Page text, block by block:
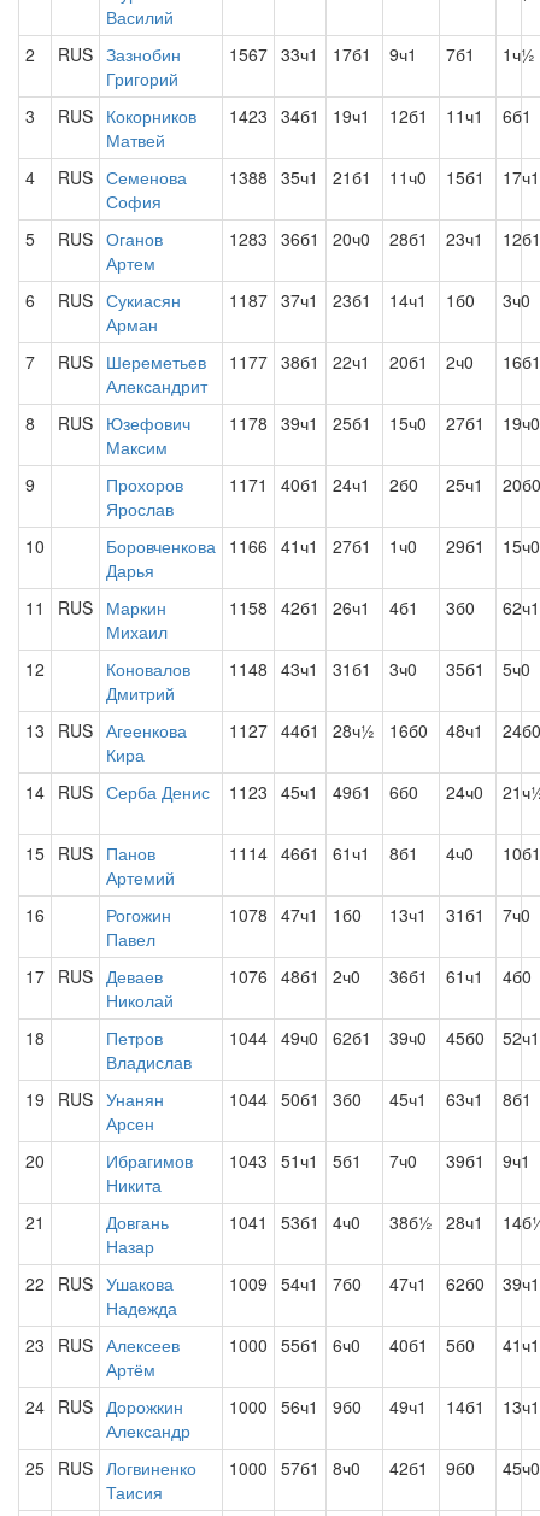
Василий
2 RUS Зазнобин
Григорий
1567 33ч1 17б1 9ч1 7б1 1ч½
3 RUS Кокорников
Матвей
1423 34б1 19ч1 12б1 11ч1 6б1
4 RUS Семенова
София
1388 35ч1 21б1 11ч0 15б1 17ч1
5 RUS Оганов
Артем
1283 36б1 20ч0 28б1 23ч1 12б1
6 RUS Сукиасян
Арман
1187 37ч1 23б1 14ч1 1б0 3ч0
7 RUS Шереметьев
Александрит
1177 38б1 22ч1 20б1 2ч0 16б1
8 RUS Юзефович
Максим
1178 39ч1 25б1 15ч0 27б1 19ч0
9
Прохоров
Ярослав
1171 40б1 24ч1 2б0 25ч1 20б0
10
Боровченкова
Дарья
1166 41ч1 27б1 1ч0 29б1 15ч0
11 RUS Маркин
Михаил
1158 42б1 26ч1 4б1 3б0 62ч1
12
Коновалов
Дмитрий
1148 43ч1 31б1 3ч0 35б1 5ч0
13 RUS Агеенкова
Кира
1127 44б1 28ч½ 16б0 48ч1 24б0
14 RUS Серба Денис 1123 45ч1 49б1 6б0 24ч0
15 RUS Панов
Артемий
1114 46б1 61ч1 8б1 4ч0 10б1
16
Рогожин
Павел
1078 47ч1 1б0 13ч1 31б1 7ч0
17 RUS Деваев
Николай
1076 48б1 2ч0 36б1 61ч1 4б0
18
Петров
Владислав
1044 49ч0 62б1 39ч0 45б0 52ч1
19 RUS Унанян
Арсен
1044 50б1 3б0 45ч1 63ч1 8б1
20
Ибрагимов
Никита
1043 51ч1 5б1 7ч0 39б1 9ч1
21
Довгань
Назар
1041 53б1 4ч0 38б½ 28ч1
22 RUS Ушакова
Надежда
1009 54ч1 7б0 47ч1 62б0 39ч1
23 RUS Алексеев
Артём
1000 55б1 6ч0 40б1 5б0 41ч1
24 RUS Дорожкин
Александр
1000 56ч1 9б0 49ч1 14б1 13ч1
25 RUS Логвиненко
Таисия
1000 57б1 8ч0 42б1 9б0 45ч0